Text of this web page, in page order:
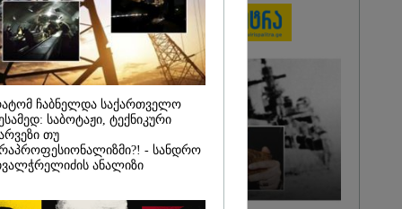
ნია
ჩაბნელდა საქართველო
საბოტაჟი, ტექნიკური
თუ
- სანდრო
ანალიზი